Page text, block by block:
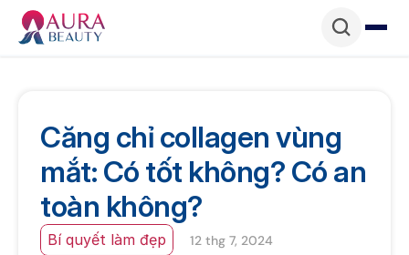
Căng chỉ collagen vùng
mắt: Có tốt không? Có an
toàn không?
Bí quyết làm đẹp 12 thg 7, 2024